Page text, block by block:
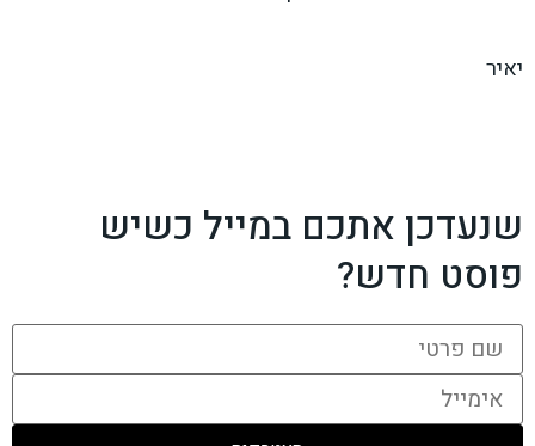
יאיר
שנעדכן אתכם במייל כשיש
פוסט חדש?